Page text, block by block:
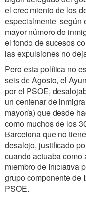
el crecimiento de los
especialmente, según
mayor número de
el fondo de sucesos
las expulsiones no
Pero esta política no
seis de Agosto, el
por el PSOE,
un centenar de
mayoría) que desde
como muchos de los
Barcelona que no
desalojo, justificado
cuando actuaba como
miembro de Iniciativa
grupo componente de
PSOE.